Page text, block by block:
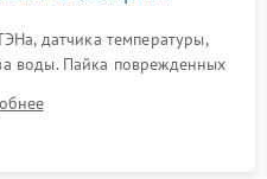
датчика температуры,
воды. Пайка поврежденных
проводки и контактов.